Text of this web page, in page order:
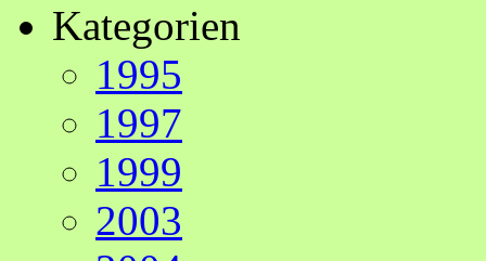
Kategorien
1995
1997
1999
2003